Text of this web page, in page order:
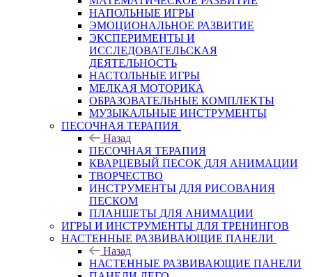
НАПОЛЬНЫЕ ИГРЫ
ЭМОЦИОНАЛЬНОЕ РАЗВИТИЕ
ЭКСПЕРИМЕНТЫ И
ИССЛЕДОВАТЕЛЬСКАЯ
ДЕЯТЕЛЬНОСТЬ
НАСТОЛЬНЫЕ ИГРЫ
МЕЛКАЯ МОТОРИКА
ОБРАЗОВАТЕЛЬНЫЕ КОМПЛЕКТЫ
МУЗЫКАЛЬНЫЕ ИНСТРУМЕНТЫ
ПЕСОЧНАЯ ТЕРАПИЯ
Назад
ПЕСОЧНАЯ ТЕРАПИЯ
КВАРЦЕВЫЙ ПЕСОК ДЛЯ АНИМАЦИИ
ТВОРЧЕСТВО
ИНСТРУМЕНТЫ ДЛЯ РИСОВАНИЯ
ПЕСКОМ
ПЛАНШЕТЫ ДЛЯ АНИМАЦИИ
ИГРЫ И ИНСТРУМЕНТЫ ДЛЯ ТРЕНИНГОВ
НАСТЕННЫЕ РАЗВИВАЮЩИЕ ПАНЕЛИ
Назад
НАСТЕННЫЕ РАЗВИВАЮЩИЕ ПАНЕЛИ